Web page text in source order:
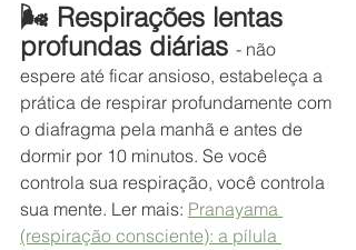
🌬️ Respirações lentas
profundas diárias - não
espere até ficar ansioso, estabeleça a
prática de respirar profundamente com
o diafragma pela manhã e antes de
dormir por 10 minutos. Se você
controla sua respiração, você controla
sua mente. Ler mais: Pranayama
(respiração consciente): a pílula